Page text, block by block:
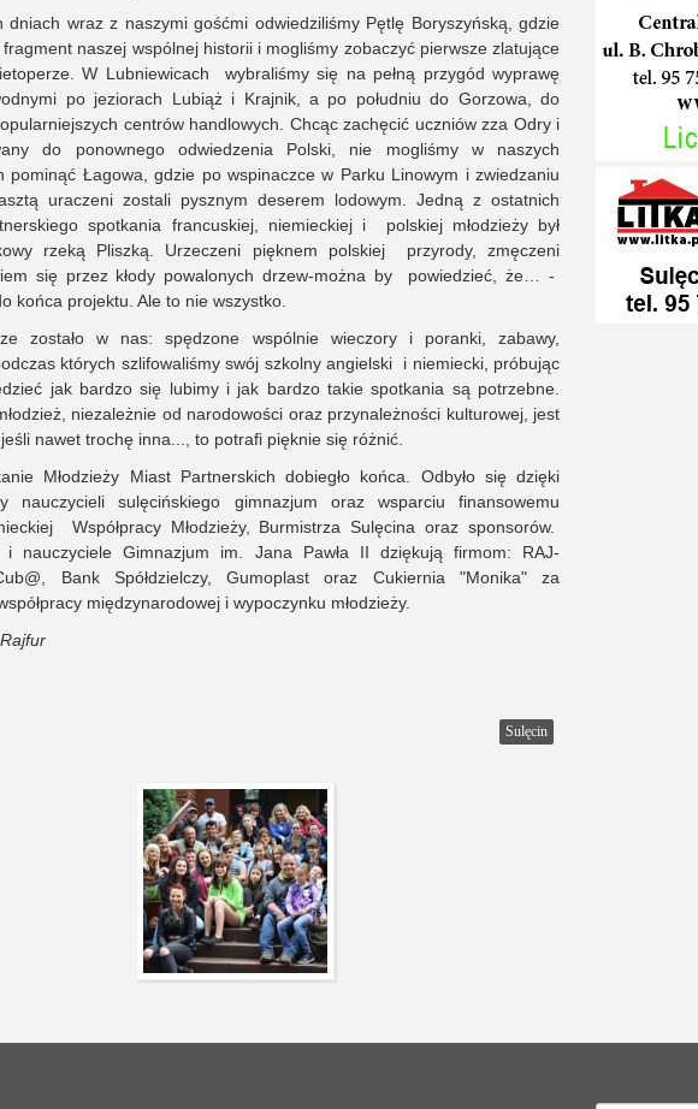
dniach wraz z naszymi gośćmi odwiedziliśmy Pętlę Boryszyńską, gdzie
fragment naszej wspólnej historii i mogliśmy zobaczyć pierwsze zlatujące
W Lubniewicach wybraliśmy się na pełną przygód wyprawę
po jeziorach Lubiąż i Krajnik, a po południu do Gorzowa, do
centrów handlowych. Chcąc zachęcić uczniów zza Odry i
do ponownego odwiedzenia Polski, nie mogliśmy w naszych
pominąć Łagowa, gdzie po wspinaczce w Parku Linowym i zwiedzaniu
uraczeni zostali pysznym deserem lodowym. Jedną z ostatnich
spotkania francuskiej, niemieckiej i polskiej młodzieży był
rzeką Pliszką. Urzeczeni pięknem polskiej przyrody, zmęczeni
się przez kłody powalonych drzew-można by powiedzieć, że… -
końca projektu. Ale to nie wszystko.
zostało w nas: spędzone wspólnie wieczory i poranki, zabawy,
których szlifowaliśmy swój szkolny angielski i niemiecki, próbując
jak bardzo się lubimy i jak bardzo takie spotkania są potrzebne.
niezależnie od narodowości oraz przynależności kulturowej, jest
nawet trochę inna..., to potrafi pięknie się różnić.
Młodzieży Miast Partnerskich dobiegło końca. Odbyło się dzięki
nauczycieli sulęcińskiego gimnazjum oraz wsparciu finansowemu
Współpracy Młodzieży, Burmistrza Sulęcina oraz sponsorów.
nauczyciele Gimnazjum im. Jana Pawła II dziękują firmom: RAJ-
Bank Spółdzielczy, Gumoplast oraz Cukiernia "Monika" za
międzynarodowej i wypoczynku młodzieży.
Sulęcin